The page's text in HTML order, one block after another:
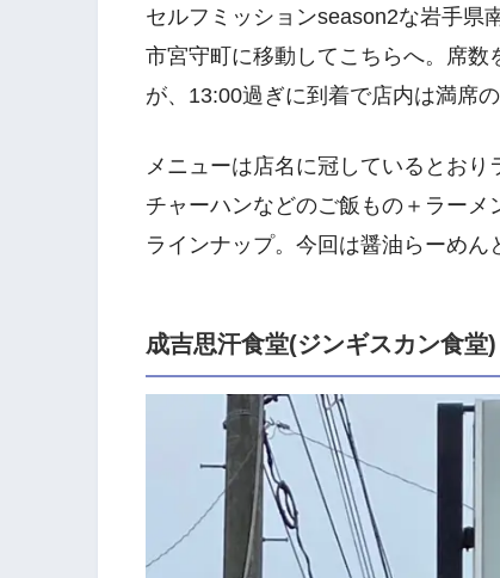
セルフミッションseason2な岩手県
市宮守町に移動してこちらへ。席
が、13:00過ぎに到着で店内は満席
メニューは店名に冠しているとおり
チャーハンなどのご飯もの＋ラー
ラインナップ。今回は醤油らーめん
成吉思汗食堂(ジンギスカン食